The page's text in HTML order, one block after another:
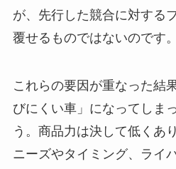
が、先行した競合に対する
覆せるものではないのです。
これらの要因が重なった結
びにくい車」になってしま
う。商品力は決して低くあ
ニーズやタイミング、ライ